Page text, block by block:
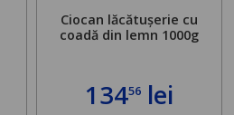
Ciocan lăcătușerie cu
coadă din lemn 1000g
13456 lei